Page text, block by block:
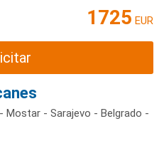
1725 EUR
Mostar - Sarajevo - Belgrado -